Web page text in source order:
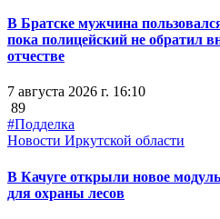
В Братске мужчина
пока полицейский не обратил
отчестве
7 августа 2026 г. 16:10
89
#Подделка
Новости Иркутской области
В Качуге открыли новое
для охраны лесов